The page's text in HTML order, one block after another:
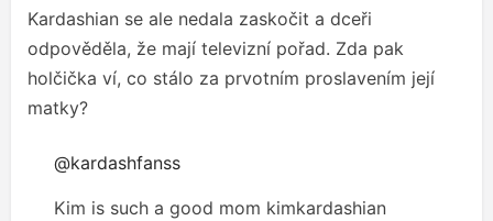
Kardashian se ale nedala zaskočit a dceři
odpověděla, že mají televizní pořad. Zda pak
holčička ví, co stálo za prvotním proslavením její
matky?
@kardashfanss
Kim is such a good mom kimkardashian